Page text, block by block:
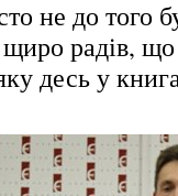
не до того
радів,
десь у